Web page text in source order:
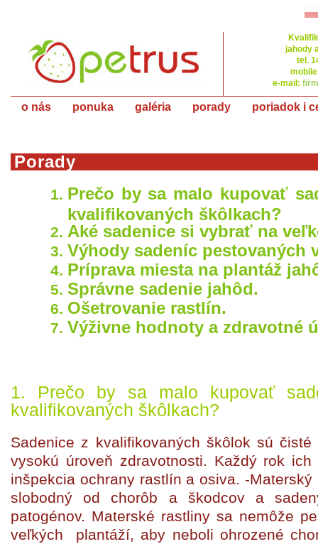
jahody
tel.
e-mail:
o nás ponuka galéria porady poriadok i
Porady
Prečo by sa malo kupovať
kvalifikovaných škôlkach?
Aké sadenice si vybrať na
Výhody sadeníc pestovaných
Príprava miesta na plantáž
Správne sadenie jahôd.
Ošetrovanie rastlín.
Výživne hodnoty a zdravotné
1. Prečo by sa malo kupovať
kvalifikovaných škôlkach?
Sadenice z kvalifikovaných škôlok sú
vysokú úroveň zdravotnosti. Každý rok ich
inšpekcia ochrany rastlín a osiva. -
slobodný od chorôb a škodcov a
patogénov. Materské rastliny sa nemôže
veľkých plantáží, aby neboli ohrozené